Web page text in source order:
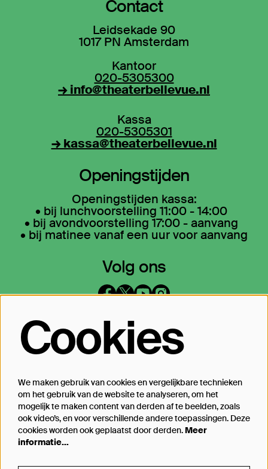
Contact
Leidsekade 90
1017 PN Amsterdam
Kantoor
020-5305300
→ info@theaterbellevue.nl
Kassa
020-5305301
→ kassa@theaterbellevue.nl
Openingstijden
Openingstijden kassa:
• bij lunchvoorstelling 11:00 - 14:00
• bij avondvoorstelling 17:00 - aanvang
• bij matinee vanaf een uur voor aanvang
Volg ons
Op de hoogte blijven?
Inschrijven
Steun Theater Bellevue
Cookies
We maken gebruik van cookies en vergelijkbare technieken
om het gebruik van de website te analyseren, om het
mogelijk te maken content van derden af te beelden, zoals
ook video’s, en voor verschillende andere toepassingen. Deze
cookies worden ook geplaatst door derden. Meer
informatie…